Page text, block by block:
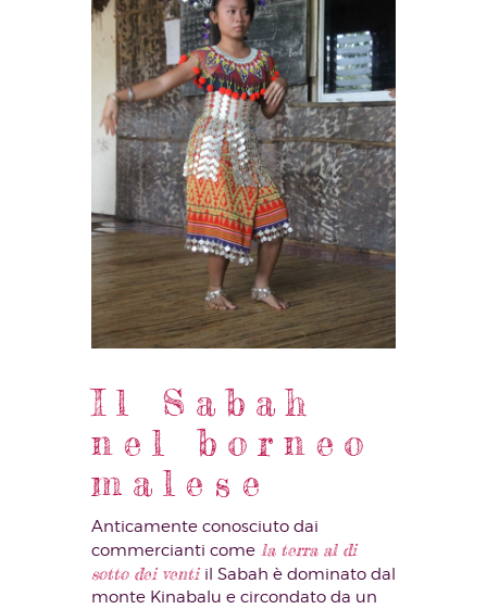
Il Sabah
nel borneo
malese
Anticamente conosciuto dai
commercianti come la terra al di
sotto dei venti il Sabah è dominato dal
monte Kinabalu e circondato da un